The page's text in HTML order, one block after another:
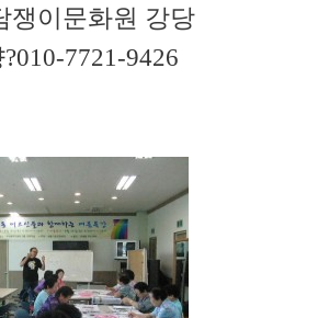
쟁이문화원 강당
7721-9426